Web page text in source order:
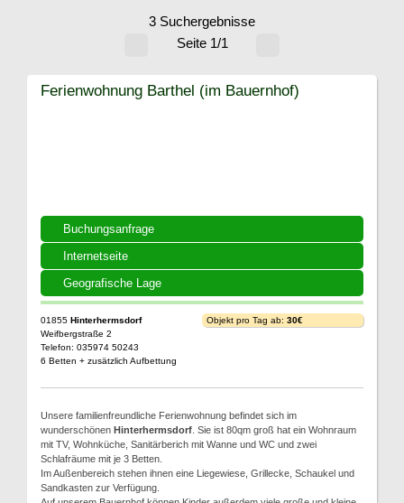
3 Suchergebnisse
Seite 1/1
Buchungsanfrage
Internetseite
Geografische Lage
Ferienwohnung Barthel (im Bauernhof)
01855 Hinterhermsdorf
Weifbergstraße 2
Telefon: 035974 50243
6 Betten + zusätzlich Aufbettung
Objekt pro Tag ab: 30€
Unsere familienfreundliche Ferienwohnung befindet sich im
wunderschönen Hinterhermsdorf . Sie ist 80qm groß hat ein Wohnraum
mit TV, Wohnküche, Sanitärberich mit Wanne und WC und zwei
Schlafräume mit je 3 Betten.
Im Außenbereich stehen ihnen eine Liegewiese, Grillecke, Schaukel und
Sandkasten zur Verfügung.